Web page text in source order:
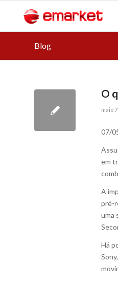
Blog
O
maio
07/
em
A
pré-
uma
Há